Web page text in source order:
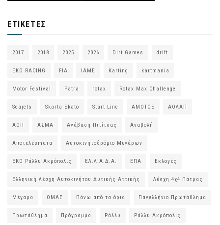
ΕΤΙΚΈΤΕΣ
2017 2018 2025 2026 Dirt Games drift
EKO RACING FIA IAME Karting kartmania
Motor Festival Patra rotax Rotax Max Challenge
Seajets Skarta Ekato Start Line ΑΜΟΤΟΕ ΑΟΛΑΠ
ΑΟΠ ΑΣΜΑ Ανάβαση Πιτίτσας Αναβολή
Αποτελέsmατα Αυτοκινητοδρόμιο Μεγάρων
ΕΚΟ Ράλλυ Ακρόπολις ΕΛ.Λ.Α.Δ.Α. ΕΠΑ Εκλογές
Ελληνική Λέσχη Αυτοκινήτου Δυτικής Αττικής Λέσχη 4χ4 Πάτρας
Μέγαρα ΟΜΑΕ Πάνω από τα όρια Πανελλήνιο Πρωτάθλημα
Πρωτάθλημα Πρόγραμμα Ράλλυ Ράλλυ Ακρόπολις